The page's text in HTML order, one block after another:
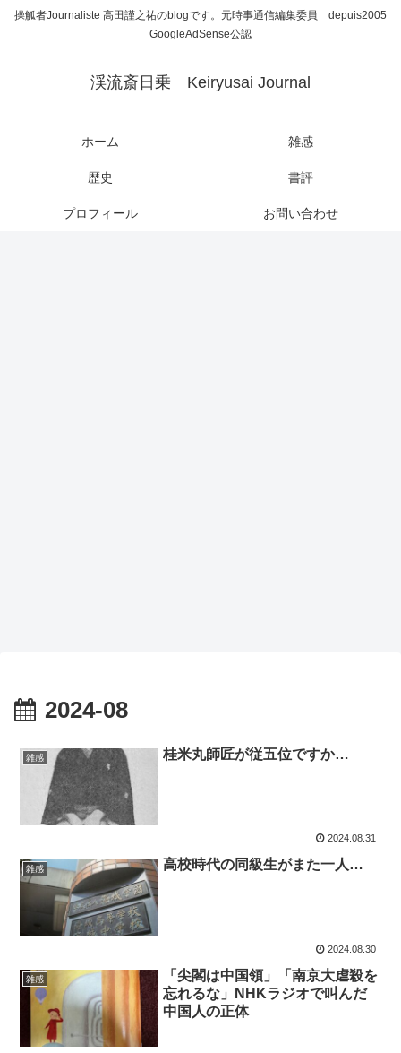
操觚者Journaliste 高田謹之祐のblogです。元時事通信編集委員 depuis2005
GoogleAdSense公認
渓流斎日乗 Keiryusai Journal
ホーム 雑感
歴史 書評
プロフィール お問い合わせ
2024-08
雑感 桂米丸師匠が従五位ですか…
2024.08.31
雑感 高校時代の同級生がまた一人…
2024.08.30
雑感
「尖閣は中国領」「南京大虐殺を
忘れるな」NHKラジオで叫んだ
中国人の正体